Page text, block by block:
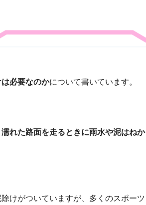
必要なのかについて書いています。
濡れた路面を走るときに雨水や泥はね
けがついていますが、多くのスポー